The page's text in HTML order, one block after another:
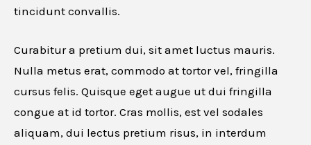
tincidunt convallis.
Curabitur a pretium dui, sit amet luctus mauris.
Nulla metus erat, commodo at tortor vel, fringilla
cursus felis. Quisque eget augue ut dui fringilla
congue at id tortor. Cras mollis, est vel sodales
aliquam, dui lectus pretium risus, in interdum